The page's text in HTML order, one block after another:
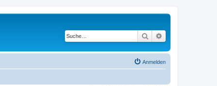
Suche
Anmelden